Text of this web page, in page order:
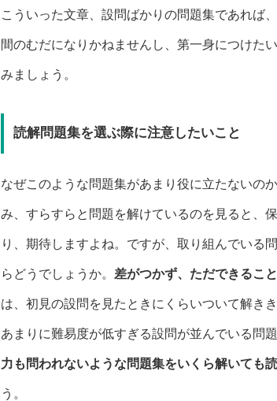
こういった文章、設問ばかりの問題集であれば
間のむだになりかねませんし、第一身につけた
みましょう。
読解問題集を選ぶ際に注意したいこと
なぜこのような問題集があまり役に立たないの
み、すらすらと問題を解けているのを見ると、
り、期待しますよね。ですが、取り組んでいる
らどうでしょうか。 差がつかず、ただできるこ
は、初見の設問を見たときにくらいついて解き
あまりに難易度が低すぎる設問が並んでいる問
力も問われないような問題集をいくら解いても
う。